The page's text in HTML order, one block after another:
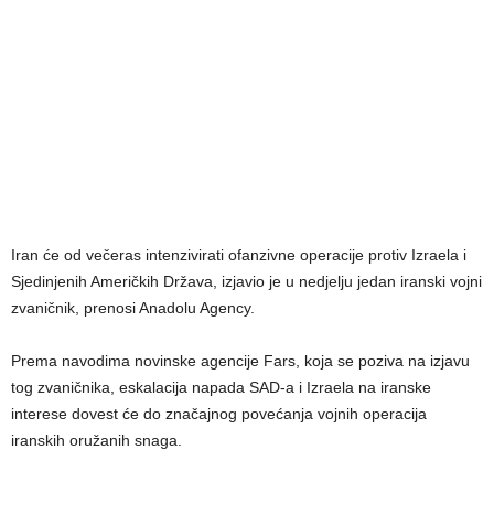
Iran će od večeras intenzivirati ofanzivne operacije protiv Izraela i
Sjedinjenih Američkih Država, izjavio je u nedjelju jedan iranski vojni
zvaničnik, prenosi Anadolu Agency.
Prema navodima novinske agencije Fars, koja se poziva na izjavu
tog zvaničnika, eskalacija napada SAD-a i Izraela na iranske
interese dovest će do značajnog povećanja vojnih operacija
iranskih oružanih snaga.